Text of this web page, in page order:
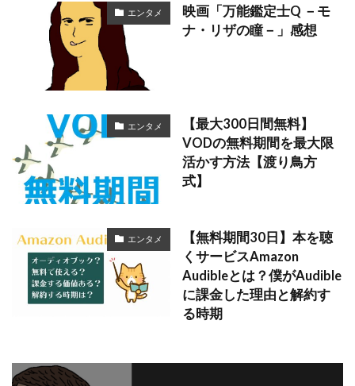
エンタメ
映画「万能鑑定士Q －モ
ナ・リザの瞳－」感想
エンタメ
【最大300日間無料】
VODの無料期間を最大限
活かす方法【渡り鳥方
式】
エンタメ
【無料期間30日】本を聴
くサービスAmazon
Audibleとは？僕がAudible
に課金した理由と解約す
る時期